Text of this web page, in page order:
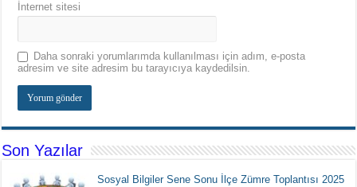
İnternet sitesi
Daha sonraki yorumlarımda kullanılması için adım, e-posta
adresim ve site adresim bu tarayıcıya kaydedilsin.
Son Yazılar
Sosyal Bilgiler Sene Sonu İlçe Zümre Toplantısı 2025